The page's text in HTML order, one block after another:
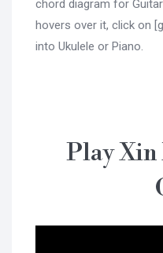
chord diagram for
hovers over it, click on
into Ukulele or Piano.
Play Xin